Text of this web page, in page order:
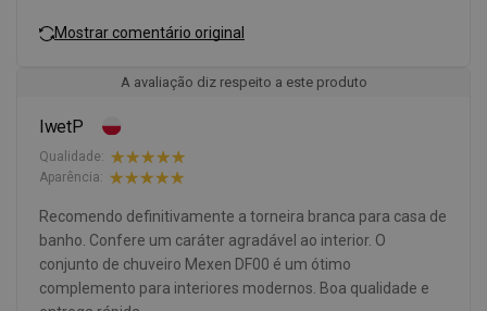
Mostrar comentário original
A avaliação diz respeito a este produto
IwetP
Qualidade:
Aparência:
Recomendo definitivamente a torneira branca para casa de
banho. Confere um caráter agradável ao interior. O
conjunto de chuveiro Mexen DF00 é um ótimo
complemento para interiores modernos. Boa qualidade e